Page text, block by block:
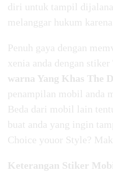
diri untuk tampil
melanggar hukum
Penuh gaya dengan
xenia anda dengan stiker
warna Yang Khas The
penampilan mobil anda
Beda dari mobil lain
buat anda yang ingin
Choice youor Style?
Keterangan Stiker